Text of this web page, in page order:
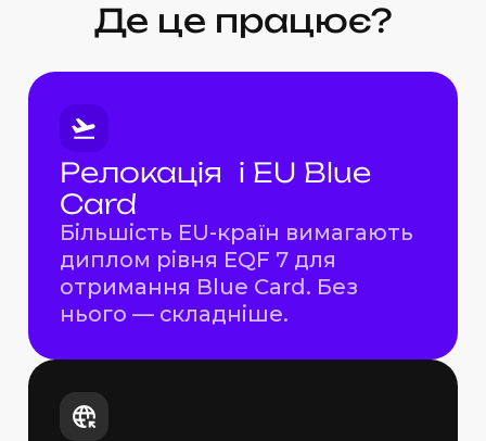
Де це працює?
Релокація і EU Blue
Card
Більшість EU-країн вимагають
диплом рівня EQF 7 для
отримання Blue Card. Без
нього — складніше.